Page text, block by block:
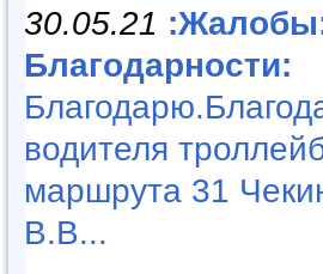
30.05.21
Благодарности:
водителя
маршрута 31
В.В...